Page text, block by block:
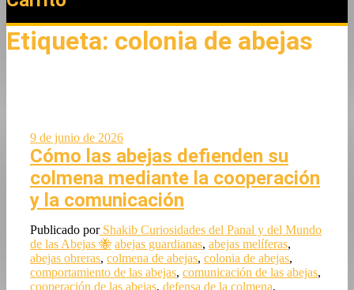
Etiqueta: colonia de abejas
9 de junio de 2026
Cómo las abejas defienden su
colmena mediante la cooperación
y la comunicación
Publicado porShakib Curiosidades del Panal y del Mundo
de las Abejas 🐝 abejas guardianas, abejas melíferas,
abejas obreras, colmena de abejas, colonia de abejas,
comportamiento de las abejas, comunicación de las abejas,
cooperación de las abejas, defensa de la colmena,